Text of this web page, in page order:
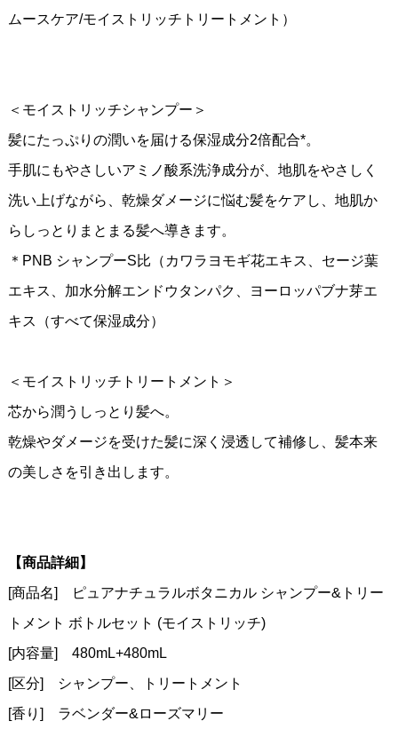
ムースケア/モイストリッチトリートメント）
＜モイストリッチシャンプー＞
髪にたっぷりの潤いを届ける保湿成分2倍配合*。
手肌にもやさしいアミノ酸系洗浄成分が、地肌をやさしく
洗い上げながら、乾燥ダメージに悩む髪をケアし、地肌か
らしっとりまとまる髪へ導きます。
＊PNB シャンプーS比（カワラヨモギ花エキス、セージ葉
エキス、加水分解エンドウタンパク、ヨーロッパブナ芽エ
キス（すべて保湿成分）
＜モイストリッチトリートメント＞
芯から潤うしっとり髪へ。
乾燥やダメージを受けた髪に深く浸透して補修し、髪本来
の美しさを引き出します。
【商品詳細】
[商品名] ピュアナチュラルボタニカル シャンプー&トリー
トメント ボトルセット (モイストリッチ)
[内容量] 480mL+480mL
[区分] シャンプー、トリートメント
[香り] ラベンダー&ローズマリー